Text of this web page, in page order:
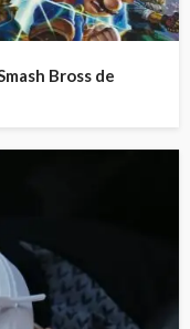
Bross de